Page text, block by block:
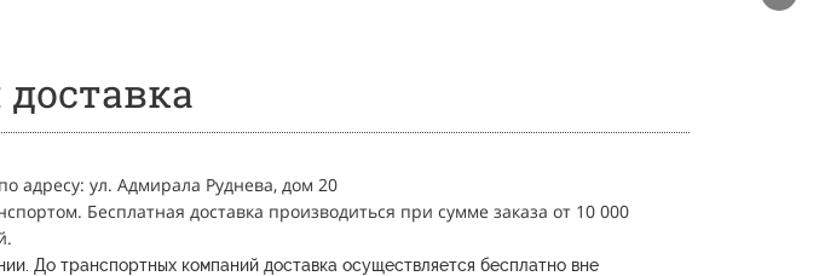
по адресу: ул. Адмирала Руднева, дом 20
Бесплатная доставка производиться при сумме заказа от 10 000
До транспортных компаний доставка осуществляется бесплатно вне